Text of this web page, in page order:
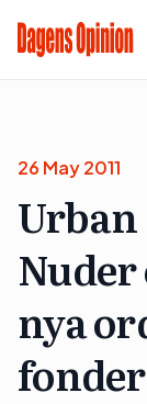
26 May 2011
Nuder
nya